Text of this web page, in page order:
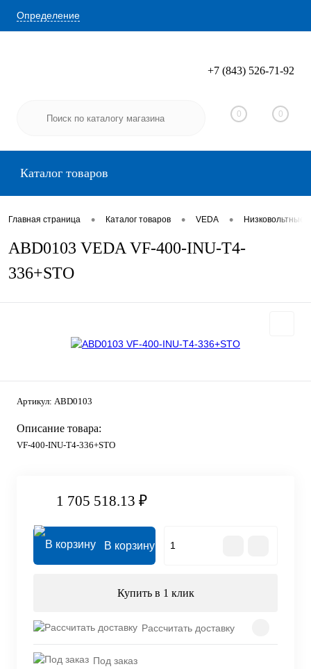
Определение
Вход Регистрация
+7 (843) 526-71-92
0 0
Каталог товаров
Главная страница • Каталог товаров • VEDA •
ABD0103 VEDA VF-400-INU-T4-
336+STO
Артикул: ABD0103
Описание товара:
VF-400-INU-T4-336+STO
1 705 518.13 ₽
В корзину
Купить в 1 клик
Рассчитать доставку
Под заказ